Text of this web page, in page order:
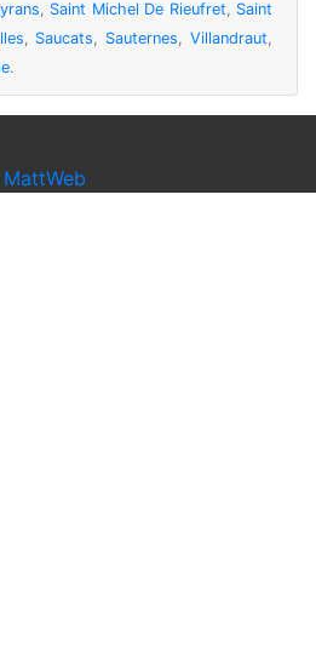
, Saint Michel De Rieufret, Saint
, Saucats, Sauternes,Villandraut,
.
MattWeb